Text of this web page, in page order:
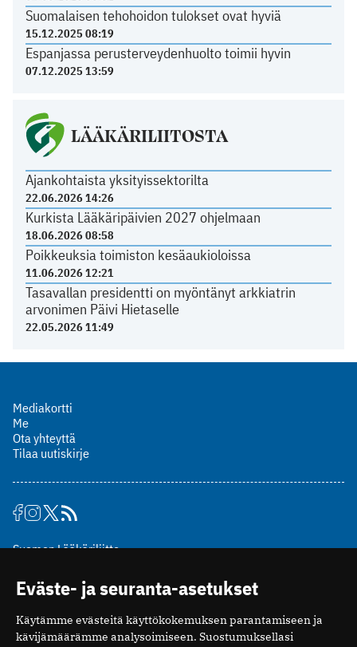
Suomalaisen tehohoidon tulokset ovat hyviä
15.12.2025 08:19
Espanjassa perusterveydenhuolto toimii hyvin
07.12.2025 13:59
LÄÄKÄRILIITOSTA
Ajankohtaista yksityissektorilta
22.06.2026 14:26
Kurkista Lääkäripäivien 2027 ohjelmaan
18.06.2026 08:58
Poikkeuksia toimiston kesäaukioloissa
11.06.2026 12:21
Tasavallan presidentti on myöntänyt arkkiatrin
arvonimen Päivi Hietaselle
22.05.2026 11:49
Mediakortti
Me
Ota yhteyttä
Tilaa uutiskirje
Suomen Lääkäriliitto
00510 Helsinki
puh. (09) 393 091
toimitus@potilaanlaakarilehti.fi
Eväste- ja seuranta-asetukset
Käytämme evästeitä käyttökokemuksen parantamiseen ja
kävijämäärämme analysoimiseen. Suostumuksellasi